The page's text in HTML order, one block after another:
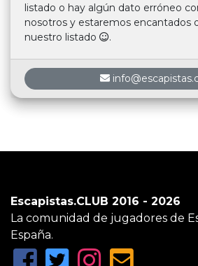
listado o hay algún dato erróneo
nosotros y estaremos encantados
nuestro listado
.
Escapistas.CLUB 2016 - 2026
La comunidad de jugadores de
España.